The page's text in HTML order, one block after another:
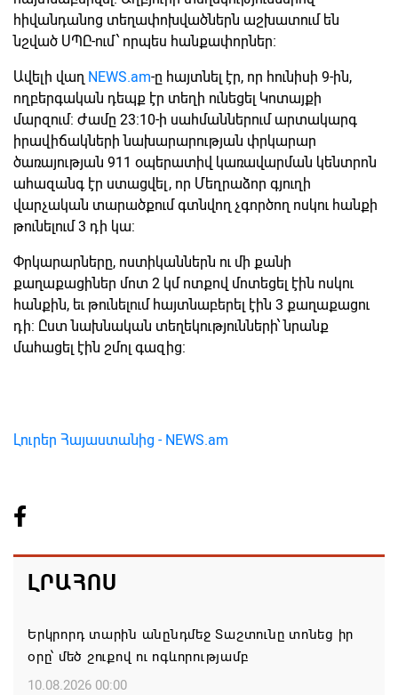
հիվանդանոց տեղափոխվածներն աշխատում են
նշված ՍՊԸ-ում՝ որպես հանքափորներ։
Ավելի վաղ NEWS.am-ը հայտնել էր, որ հունիսի 9-ին,
ողբերգական դեպք էր տեղի ունեցել Կոտայքի
մարզում: Ժամը 23:10-ի սահմաններում արտակարգ
իրավիճակների նախարարության փրկարար
ծառայության 911 օպերատիվ կառավարման կենտրոն
ահազանգ էր ստացվել, որ Մեղրաձոր գյուղի
վարչական տարածքում գտնվող չգործող ոսկու հանքի
թունելում 3 դի կա:
Փրկարարները, ոստիկաններն ու մի քանի
քաղաքացիներ մոտ 2 կմ ոտքով մոտեցել էին ոսկու
հանքին, եւ թունելում հայտնաբերել էին 3 քաղաքացու
դի: Ըստ նախնական տեղեկությունների՝ նրանք
մահացել էին շմոլ գազից:
Լուրեր Հայաստանից - NEWS.am
ԼՐԱՀՈՍ
Երկրորդ տարին անընդմեջ Տաշտունը տոնեց իր
օրը՝ մեծ շուքով ու ոգևորությամբ
10.08.2026 00:00